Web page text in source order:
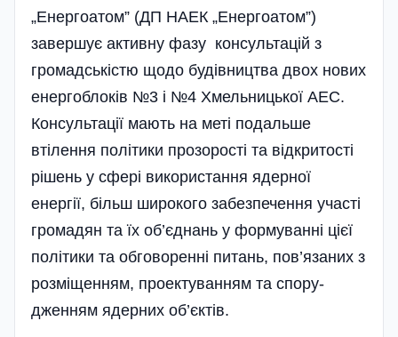
„Енергоатом” (ДП НАЕК „Енергоатом”)
завершує активну фазу консультацій з
громадськістю щодо будівництва двох нових
енергоблоків №3 і №4 Хмельницької АЕС.
Консультації мають на меті подальше
втілення політики прозорості та відкритості
рішень у сфері використання ядерної
енергії, більш широкого забезпечення участі
громадян та їх об’єднань у формуванні цієї
політики та обговоренні питань, пов’язаних з
розміщенням, проектуванням та спору­
дженням ядерних об’єктів.